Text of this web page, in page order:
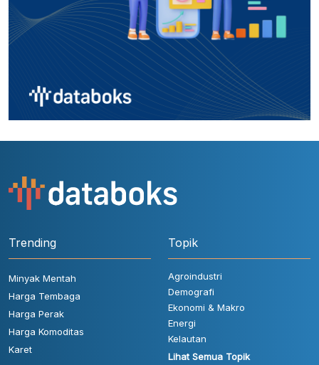
Trending
Minyak Mentah
Harga Tembaga
Harga Perak
Harga Komoditas
Karet
Topik
Agroindustri
Demografi
Ekonomi & Makro
Energi
Kelautan
Lihat Semua Topik